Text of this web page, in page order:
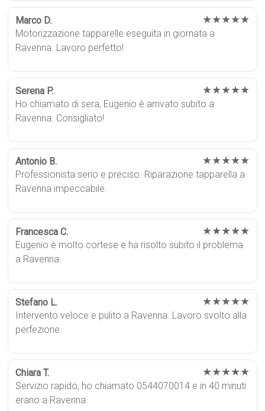
Marco D. ★★★★★
Motorizzazione tapparelle eseguita in giornata a
Ravenna. Lavoro perfetto!
Serena P. ★★★★★
Ho chiamato di sera, Eugenio è arrivato subito a
Ravenna. Consigliato!
Antonio B. ★★★★★
Professionista serio e preciso. Riparazione tapparella a
Ravenna impeccabile.
Francesca C. ★★★★★
Eugenio è molto cortese e ha risolto subito il problema
a Ravenna.
Stefano L. ★★★★★
Intervento veloce e pulito a Ravenna. Lavoro svolto alla
perfezione.
Chiara T. ★★★★★
Servizio rapido, ho chiamato 0544070014 e in 40 minuti
erano a Ravenna.